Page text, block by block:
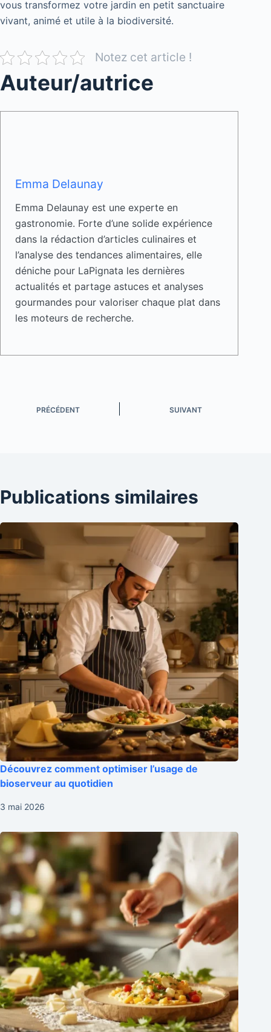
vous transformez votre jardin en petit sanctuaire
vivant, animé et utile à la biodiversité.
Notez cet article !
Auteur/autrice
Emma Delaunay
Emma Delaunay est une experte en
gastronomie. Forte d’une solide expérience
dans la rédaction d’articles culinaires et
l’analyse des tendances alimentaires, elle
déniche pour LaPignata les dernières
actualités et partage astuces et analyses
gourmandes pour valoriser chaque plat dans
les moteurs de recherche.
PRÉCÉDENT SUIVANT
Publications similaires
Découvrez comment optimiser l’usage de
bioserveur au quotidien
3 mai 2026